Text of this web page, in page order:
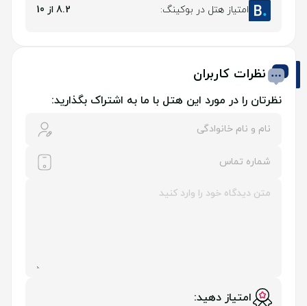
امتیاز هتل در بوکینگ: 8.2 از 10
نظرات کاربران
نظرتان را در مورد این هتل با ما به اشتراک بگذارید:
امتیاز دهید: